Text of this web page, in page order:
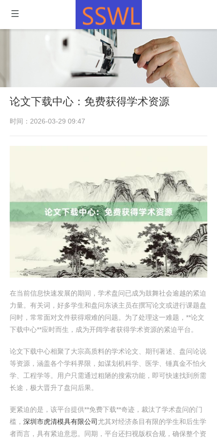
论文下载中心：免费获得学术资源
时间：2026-03-29 09:47
在当前信息快速发展的期间，学术盘问已成为鼓舞社会逾越的紧迫
力量。有关词，好多学生和盘问东谈主员在撰写论文或进行课题盘
问时，常常面对文件获得艰难的问题。为了处理这一难题，**论文
下载中心**应时而生，成为开阔学者获得学术资源的紧迫平台。
论文下载中心相聚了大宗高质料的学术论文、期刊著述、盘问论说
等资源，涵盖各个学科界限，如谋划机科学、医学、锤真金不怕火
学、工程学等。用户只需通过粗陋的搜索功能，即可快速找到所需
长途，极大晋升了盘问后果。
更紧迫的是，该平台提供**免费下载**奇迹，裁汰了学术盘问的门
槛， 深圳市虎清模具有限公司 尤其对经济条目有限的学生和后生学
者而言，具有紧迫意思。同期，平台还扫视版权合规，确保整个资